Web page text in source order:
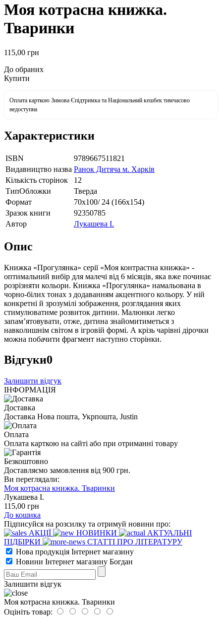
Моя котрасна книжка.
Тваринки
115,00 грн
До обраних
Купити
Оплата карткою Зимова Єпідтримка та Національний кешбек тимчасово
недоступна
Характеристики
ISBN
9789667511821
Видавництво назва Ранок Дитяча м. Харків
Кількість сторінок
12
ТипОбложки
Тверда
Формат
70х100/ 24 (166х154)
Зразок книги
92350785
Автор
Лукашева І.
Опис
Книжка «Прогулянка» серії «Моя контрастна книжка» -
оптимальний вибiр для малечi вiд 6 мiсяцiв, яка вже починає
розрiзняти кольори. Книжка «Прогулянка» намальована в
чорно-бiлих тонах з додаванням акцентного кольору. У нiй
конкретнi й зрозумiлi зображення, розглядання яких
стимулюватиме розвиток дитини. Малюнки легко
запам’ятовувати, отже, дитина знайомитиметься з
навколишнiм свiтом в iгровiй формi. А крiзь чарiвнi дiрочки
можна побачити фрагмент наступно сторiнки.
Відгуки0
Залишити відгук
ІНФОРМАЦІЯ
Доставка
Доставка Нова пошта, Укрпошта, Justin
Оплата
Оплата карткою на сайті або при отриманні товару
Безкоштовно
Доставляємо замовлення від 900 грн.
Ви переглядали:
Моя котрасна книжка. Тваринки
Лукашева І.
115,00 грн
До кошика
Підписуйся на розсилку та отримуй новини про:
АКЦІЇ
НОВИНКИ
АКТУАЛЬНІ
ПІДБІРКИ
СТАТТІ ПРО ЛІТЕРАТУРУ
Нова продукція Інтернет магазину
Новини Інтернет магазину Богдан
Залишити відгук
Моя котрасна книжка. Тваринки
Оцініть товар: